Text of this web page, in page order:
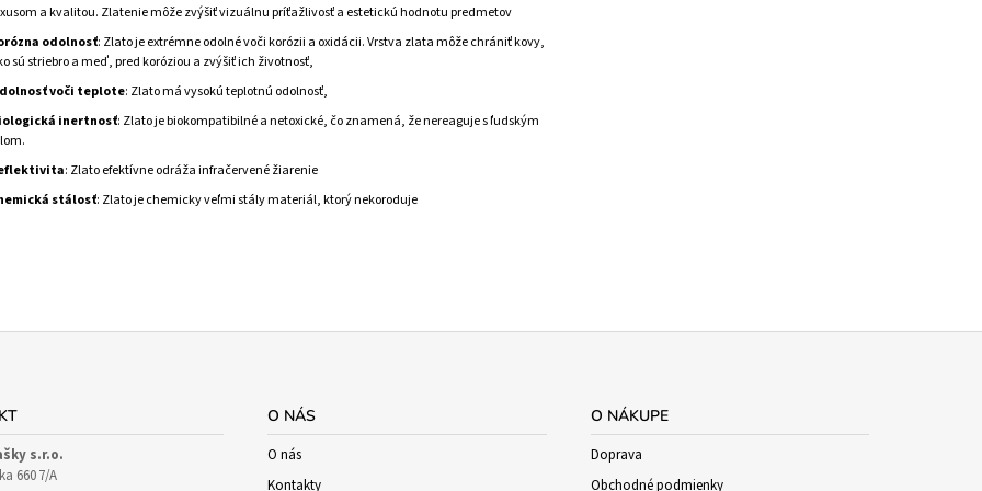
a kvalitou. Zlatenie môže zvýšiť vizuálnu príťažlivosť a estetickú hodnotu predmetov
odolnosť: Zlato je extrémne odolné voči korózii a oxidácii. Vrstva zlata môže chrániť kovy,
sú striebro a meď, pred koróziou a zvýšiť ich životnosť,
voči teplote: Zlato má vysokú teplotnú odolnosť,
inertnosť: Zlato je biokompatibilné a netoxické, čo znamená, že nereaguje s ľudským
: Zlato efektívne odráža infračervené žiarenie
stálosť: Zlato je chemicky veľmi stály materiál, ktorý nekoroduje
s.r.o.
660 7/A
O NÁS
O nás
Kontakty
O NÁKUPE
Doprava
Obchodné podmienky